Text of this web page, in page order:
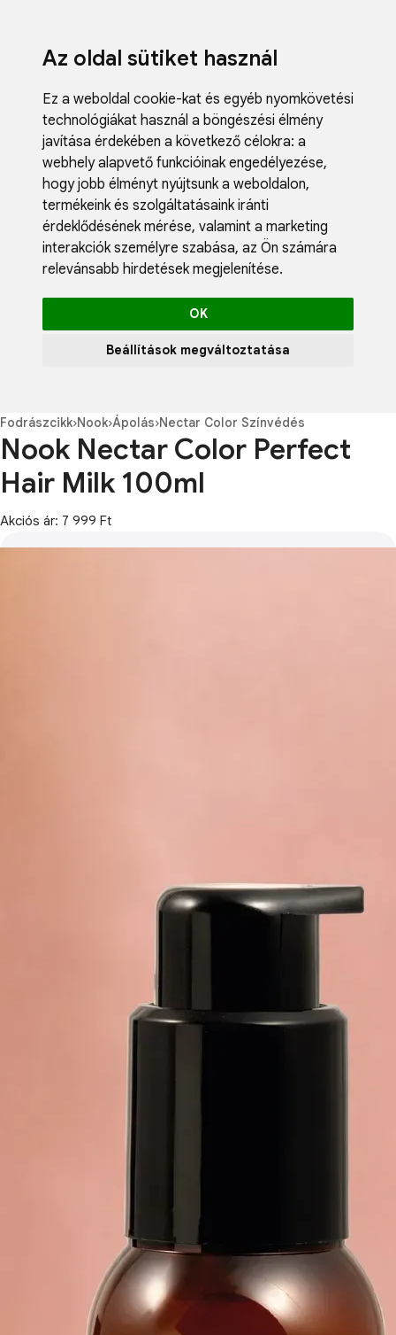
Az oldal sütiket használ
Ez a weboldal cookie-kat és egyéb nyomkövetési
technológiákat használ a böngészési élmény
javítása érdekében a következő célokra: a
webhely alapvető funkcióinak engedélyezése,
hogy jobb élményt nyújtsunk a weboldalon,
termékeink és szolgáltatásaink iránti
érdeklődésének mérése, valamint a marketing
interakciók személyre szabása, az Ön számára
relevánsabb hirdetések megjelenítése.
OK
Beállítások megváltoztatása
Fodrászcikk›Nook›Ápolás›Nectar Color Színvédés
Nook Nectar Color Perfect
Hair Milk 100ml
Akciós ár: 7 999 Ft